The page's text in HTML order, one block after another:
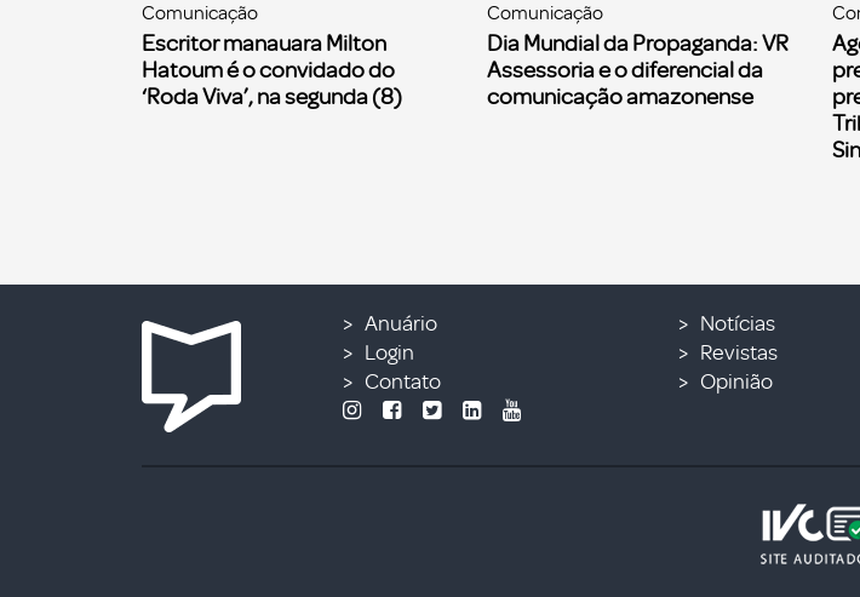
Comunicação
Escritor manauara Milton
Hatoum é o convidado do
‘Roda Viva’, na segunda (8)
Comunicação
Dia Mundial da Propaganda: VR
Assessoria e o diferencial da
comunicação amazonense
Anuário
Login
Contato
Notícias
Revistas
Opinião